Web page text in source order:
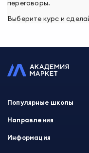
переговоры.
Выберите курс и
Популярные школы
Skillbox
XYZ School
Направления
Программирование
Информация